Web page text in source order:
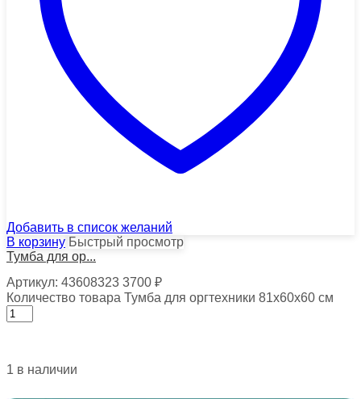
Добавить в список желаний
В корзину Быстрый просмотр
Тумба для ор...
Артикул: 43608323 3700 ₽
Количество товара Тумба для оргтехники 81х60х60 см
1 в наличии